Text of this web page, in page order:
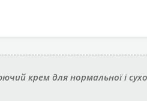
крем для нормальної і